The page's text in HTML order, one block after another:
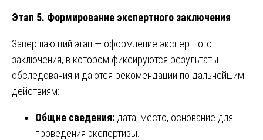
Этап 5. Формирование экспертного заключения
Завершающий этап — оформление экспертного
заключения, в котором фиксируются результаты
обследования и даются рекомендации по дальнейшим
действиям:
Общие сведения: дата, место, основание для
проведения экспертизы.